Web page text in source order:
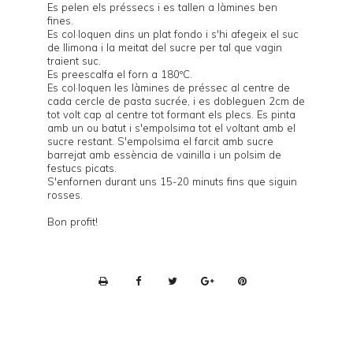
Es pelen els préssecs i es tallen a làmines ben
fines.
Es col·loquen dins un plat fondo i s'hi afegeix el suc
de llimona i la meitat del sucre per tal que vagin
traient suc.
Es preescalfa el forn a 180ºC.
Es col·loquen les làmines de préssec al centre de
cada cercle de pasta sucrée, i es dobleguen 2cm de
tot volt cap al centre tot formant els plecs. Es pinta
amb un ou batut i s'empolsima tot el voltant amb el
sucre restant. S'empolsima el farcit amb sucre
barrejat amb essència de vainilla i un polsim de
festucs picats.
S'enfornen durant uns 15-20 minuts fins que siguin
rosses.
Bon profit!